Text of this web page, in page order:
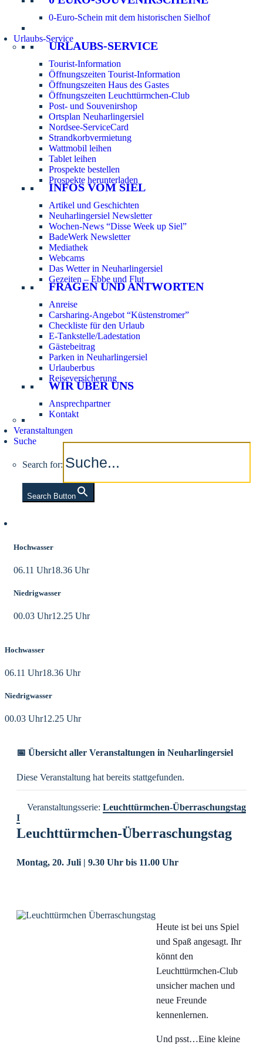
0-Euro-Schein mit dem historischen Sielhof
Urlaubs-Service
URLAUBS-SERVICE
Tourist-Information
Öffnungszeiten Tourist-Information
Öffnungszeiten Haus des Gastes
Öffnungszeiten Leuchttürmchen-Club
Post- und Souvenirshop
Ortsplan Neuharlingersiel
Nordsee-ServiceCard
Strandkorbvermietung
Wattmobil leihen
Tablet leihen
Prospekte bestellen
Prospekte herunterladen
INFOS VOM SIEL
Artikel und Geschichten
Neuharlingersiel Newsletter
Wochen-News “Disse Week up Siel”
BadeWerk Newsletter
Mediathek
Webcams
Das Wetter in Neuharlingersiel
Gezeiten – Ebbe und Flut
FRAGEN UND ANTWORTEN
Anreise
Carsharing-Angebot “Küstenstromer”
Checkliste für den Urlaub
E-Tankstelle/Ladestation
Gästebeitrag
Parken in Neuharlingersiel
Urlauberbus
Reiseversicherung
WIR ÜBER UNS
Ansprechpartner
Kontakt
Veranstaltungen
Suche
Search for:
Search Button
Hochwasser
06.11 Uhr18.36 Uhr
Niedrigwasser
00.03 Uhr12.25 Uhr
Hochwasser
06.11 Uhr18.36 Uhr
Niedrigwasser
00.03 Uhr12.25 Uhr
📅 Übersicht aller Veranstaltungen in Neuharlingersiel
Diese Veranstaltung hat bereits stattgefunden.
Veranstaltungsserie: Leuchttürmchen-Überraschungstag
I
Leuchttürmchen-Überraschungstag
Montag, 20. Juli | 9.30 Uhr bis 11.00 Uhr
Heute ist bei uns Spiel
und Spaß angesagt. Ihr
könnt den
Leuchttürmchen-Club
unsicher machen und
neue Freunde
kennenlernen.
Und psst…Eine kleine